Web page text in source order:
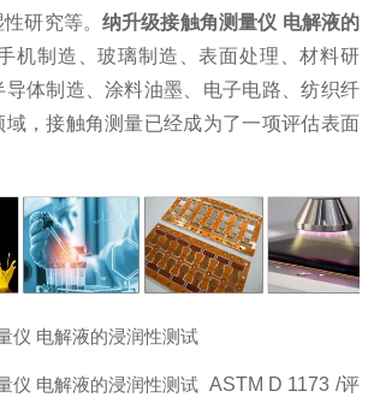
研究等。 纳升级接触角测量仪 电解液的
机制造、玻璃制造、表面处理、材料研
导体制造、涂料油墨、电子电路、纺织纤
，接触角测量已经成为了一项评估表面
ASTM D 1173 /评